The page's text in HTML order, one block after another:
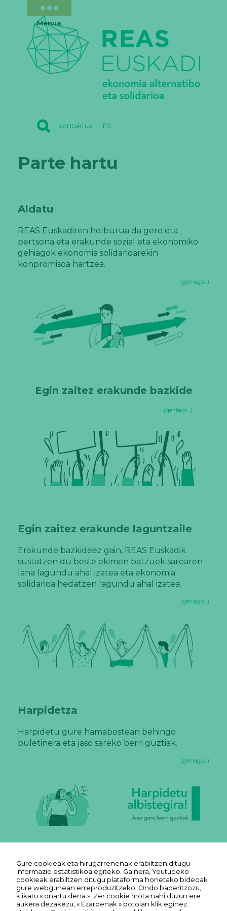
kontaktua ES
Menua
Parte hartu
Aldatu
REAS Euskadiren helburua da gero eta
pertsona eta erakunde sozial eta ekonomiko
gehiagok ekonomia solidarioarekin
konpromisoa hartzea.
(gehiago…)
Egin zaitez erakunde bazkide
(gehiago…)
Egin zaitez erakunde laguntzaile
Erakunde bazkideez gain, REAS Euskadik
sustatzen du beste ekimen batzuek sarearen
lana lagundu ahal izatea eta ekonomia
solidarioa hedatzen lagundu ahal izatea.
(gehiago…)
Harpidetza
Harpidetu gure hamabostean behingo
buletinera eta jaso sareko berri guztiak.
(gehiago…)
Gure cookieak eta hirugarrenenak erabiltzen ditugu
informazio estatistikoa egiteko. Gainera, Youtubeko
cookieak erabiltzen ditugu plataforma honetako bideoak
gure webgunean erreproduzitzeko. Ondo baderitzozu,
klikatu « onartu dena ». Zer cookie mota nahi duzun ere
aukera dezakezu, « Ezarpenak » botoian klik eginez.